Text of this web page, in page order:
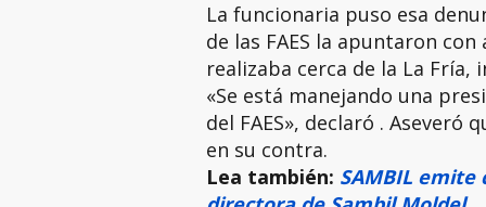
La funcionaria puso esa
de las FAES la apuntaron
realizaba cerca de la La
«Se está manejando una
del FAES», declaró .
en su contra.
Lea también: SAMBIL